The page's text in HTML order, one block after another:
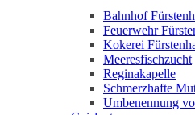
Bahnhof
Feuerwehr
Kokerei
Meeresfischzucht
Reginakapelle
Schmerzhafte
Umbenennung